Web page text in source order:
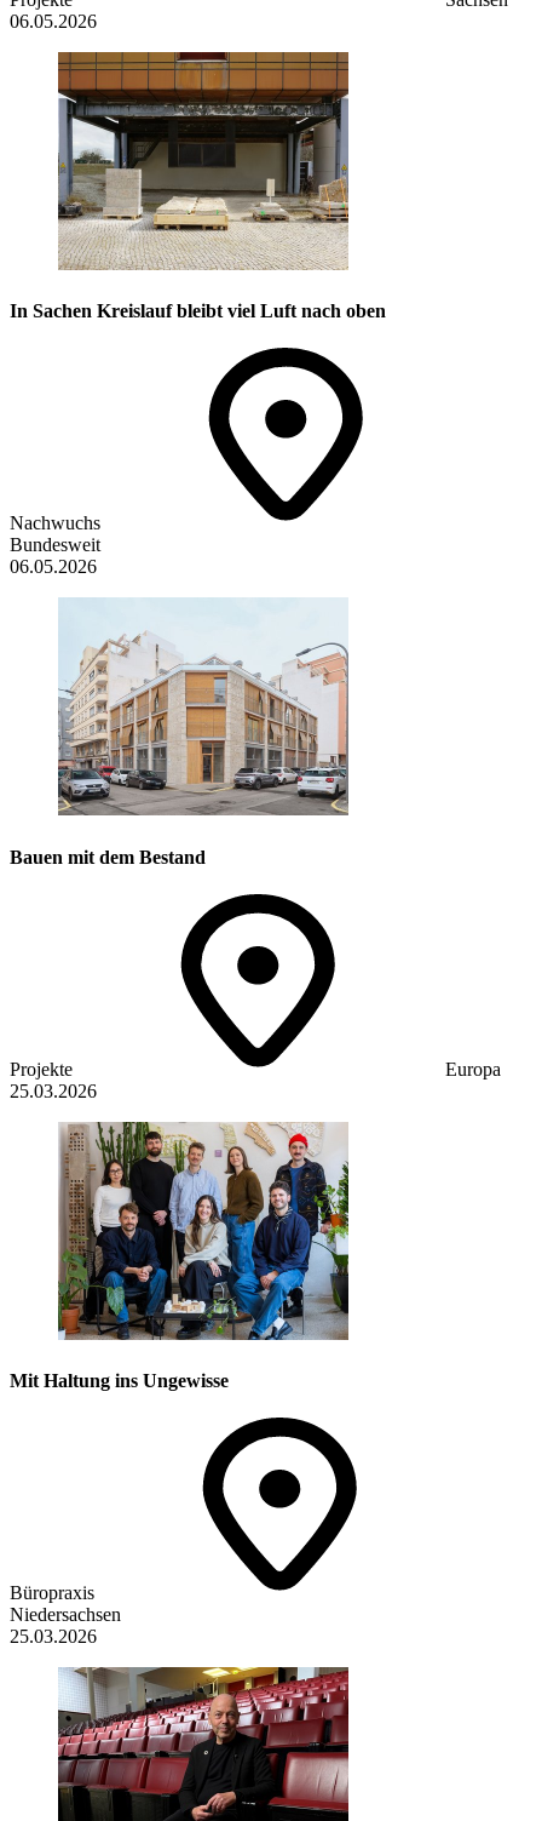
06.05.2026
In Sachen Kreislauf bleibt viel Luft nach oben
Nachwuchs
Bundesweit
06.05.2026
Bauen mit dem Bestand
Projekte
Europa
25.03.2026
Mit Haltung ins Ungewisse
Büropraxis
Niedersachsen
25.03.2026